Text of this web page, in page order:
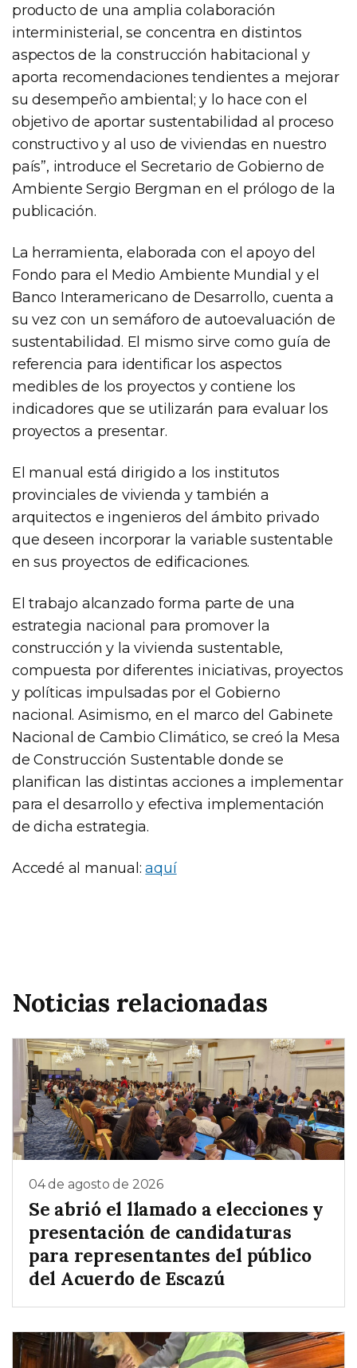
producto de una amplia colaboración
interministerial, se concentra en distintos
aspectos de la construcción habitacional y
aporta recomendaciones tendientes a mejorar
su desempeño ambiental; y lo hace con el
objetivo de aportar sustentabilidad al proceso
constructivo y al uso de viviendas en nuestro
país”, introduce el Secretario de Gobierno de
Ambiente Sergio Bergman en el prólogo de la
publicación.
La herramienta, elaborada con el apoyo del
Fondo para el Medio Ambiente Mundial y el
Banco Interamericano de Desarrollo, cuenta a
su vez con un semáforo de autoevaluación de
sustentabilidad. El mismo sirve como guía de
referencia para identificar los aspectos
medibles de los proyectos y contiene los
indicadores que se utilizarán para evaluar los
proyectos a presentar.
El manual está dirigido a los institutos
provinciales de vivienda y también a
arquitectos e ingenieros del ámbito privado
que deseen incorporar la variable sustentable
en sus proyectos de edificaciones.
El trabajo alcanzado forma parte de una
estrategia nacional para promover la
construcción y la vivienda sustentable,
compuesta por diferentes iniciativas, proyectos
y políticas impulsadas por el Gobierno
nacional. Asimismo, en el marco del Gabinete
Nacional de Cambio Climático, se creó la Mesa
de Construcción Sustentable donde se
planifican las distintas acciones a implementar
para el desarrollo y efectiva implementación
de dicha estrategia.
Accedé al manual:aquí
Noticias relacionadas
04 de agosto de 2026
Se abrió el llamado a elecciones y
presentación de candidaturas
para representantes del público
del Acuerdo de Escazú